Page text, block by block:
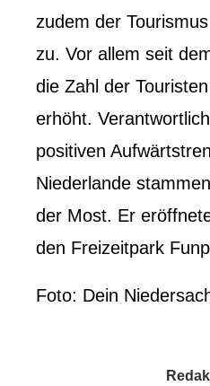
zudem der
zu. Vor allem seit
die Zahl der
erhöht.
positiven
Niederlande
der Most. Er
den Freizeitpark
Foto: Dein